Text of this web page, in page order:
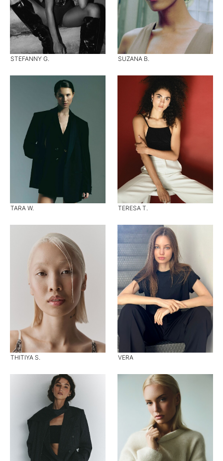
STEFANNY G. SUZANA B.
TARA W. TERESA T.
THITIYA S. VERA